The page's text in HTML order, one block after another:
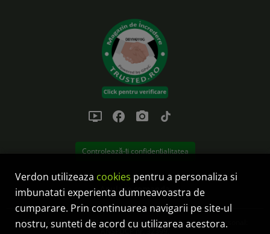
ondemand_video facebook photo_camera tiktok
Controlează-ți confidențialitatea
Anulare comanda
SC Verdon Solution SRL este operator de date cu caracter personal:
Verdon utilizeaza cookies pentru a personaliza si
imbunatati experienta dumneavoastra de
cumparare. Prin continuarea navigarii pe site-ul
nostru, sunteti de acord cu utilizarea acestora.